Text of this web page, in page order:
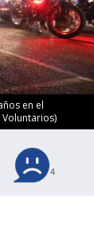
en el
4